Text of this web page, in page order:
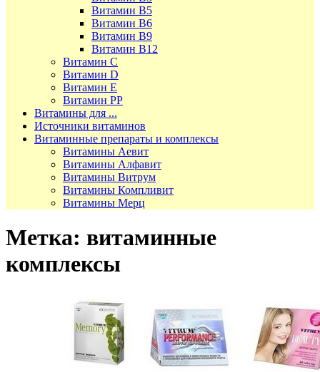
Витамин В5
Витамин В6
Витамин В9
Витамин В12
Витамин С
Витамин D
Витамин Е
Витамин РР
Витамины для ...
Источники витаминов
Витаминные препараты и комплексы
Витамины Аевит
Витамины Алфавит
Витамины Витрум
Витамины Компливит
Витамины Мерц
Метка: витаминные
комплексы